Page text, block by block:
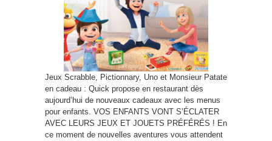
Jeux Scrabble, Pictionnary, Uno et Monsieur Patate
en cadeau : Quick propose en restaurant dès
aujourd’hui de nouveaux cadeaux avec les menus
pour enfants. VOS ENFANTS VONT S’ÉCLATER
AVEC LEURS JEUX ET JOUETS PRÉFÉRÉS ! En
ce moment de nouvelles aventures vous attendent